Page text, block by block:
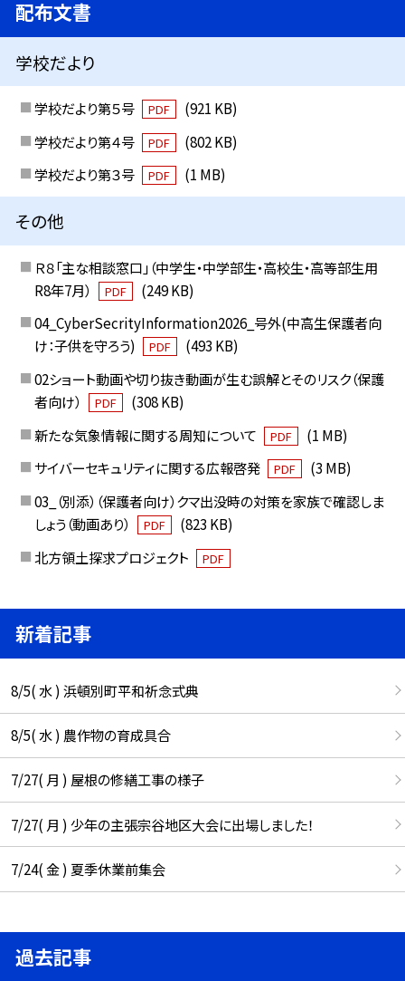
配布文書
学校だより
学校だより第５号 PDF
(921 KB)
学校だより第４号
PDF
(802 KB)
学校だより第３号
PDF (1 MB)
その他
Ｒ８「主な相談窓口」（中学生・中学部生・高校生・高等部生用
R8年7月）
PDF
(249 KB)
04_CyberSecrityInformation2026_号外(中高生保護者向
け：子供を守ろう)
PDF
(493 KB)
02ショート動画や切り抜き動画が生む誤解とそのリスク（保護
者向け）
PDF
(308 KB)
新たな気象情報に関する周知について
PDF
(1 MB)
サイバーセキュリティに関する広報啓発
PDF
(3 MB)
03_（別添）（保護者向け）クマ出没時の対策を家族で確認しま
しょう（動画あり）
PDF
(823 KB)
北方領土探求プロジェクト
PDF
新着記事
8/5( 水 ) 浜頓別町平和祈念式典
8/5( 水 ) 農作物の育成具合
7/27( 月 ) 屋根の修繕工事の様子
7/27( 月 ) 少年の主張宗谷地区大会に出場しました！
7/24( 金 ) 夏季休業前集会
過去記事